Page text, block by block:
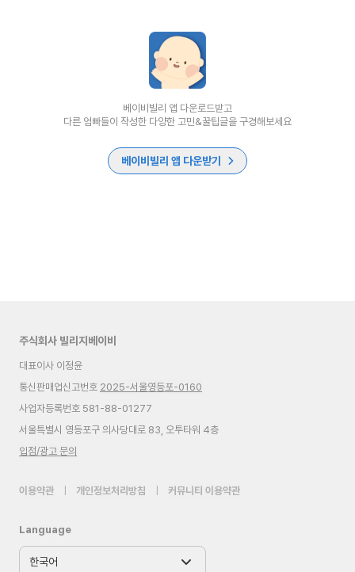
베이비빌리 앱 다운로드받고
다른 엄빠들이 작성한 다양한 고민&꿀팁글을 구경해보세요
베이비빌리 앱 다운받기
주식회사 빌리지베이비
대표이사 이정윤
통신판매업신고번호 2025-서울영등포-0160
사업자등록번호 581-88-01277
서울특별시 영등포구 의사당대로 83, 오투타워 4층
입점/광고 문의
이용약관 개인정보처리방침 커뮤니티 이용약관
Language